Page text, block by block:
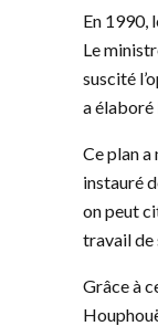
En 1990,
Le
suscité
a élaboré
Ce plan
instauré
on peut
travail de
Grâce à